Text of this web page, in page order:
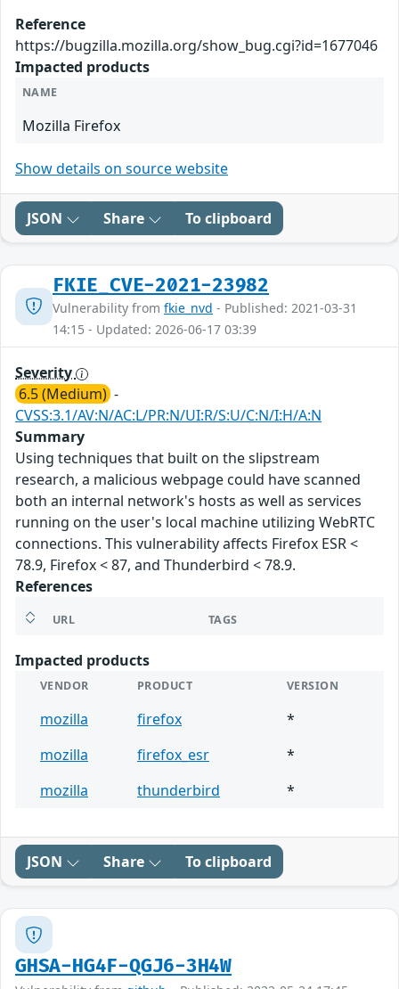
Reference
https://bugzilla.mozilla.org/show_bug.cgi?id=1677046
Impacted products
NAME
Mozilla Firefox
Show details on source website
JSON Share To clipboard
FKIE_CVE-2021-23982
Vulnerability from fkie_nvd - Published: 2021-03-31
14:15 - Updated: 2026-06-17 03:39
Severity
6.5 (Medium) -
CVSS:3.1/AV:N/AC:L/PR:N/UI:R/S:U/C:N/I:H/A:N
Summary
Using techniques that built on the slipstream
research, a malicious webpage could have scanned
both an internal network's hosts as well as services
running on the user's local machine utilizing WebRTC
connections. This vulnerability affects Firefox ESR <
78.9, Firefox < 87, and Thunderbird < 78.9.
References
URL TAGS
Impacted products
VENDOR PRODUCT VERSION
mozilla firefox
*
mozilla
firefox_esr
*
mozilla
thunderbird *
JSON Share To clipboard
GHSA-HG4F-QGJ6-3H4W